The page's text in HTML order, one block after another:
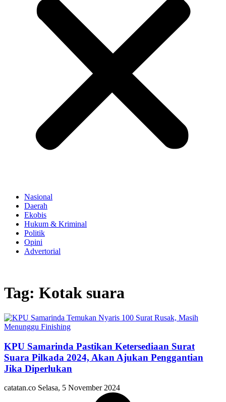
Nasional
Daerah
Ekobis
Hukum & Kriminal
Politik
Opini
Advertorial
Tag: Kotak suara
KPU Samarinda Pastikan Ketersediaan Surat
Suara Pilkada 2024, Akan Ajukan Penggantian
Jika Diperlukan
catatan.co Selasa, 5 November 2024